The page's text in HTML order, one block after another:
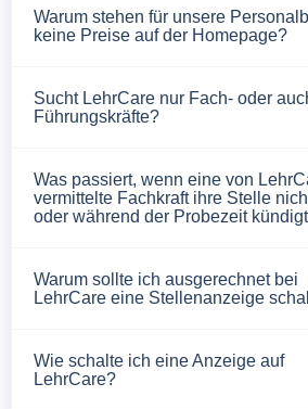
Warum stehen für unsere
keine Preise auf der Homepage?
Sucht LehrCare nur Fach- oder
Führungskräfte?
Was passiert, wenn eine von
vermittelte Fachkraft ihre Stelle
oder während der Probezeit
Warum sollte ich ausgerechnet bei
LehrCare eine Stellenanzeige
Wie schalte ich eine Anzeige auf
LehrCare?